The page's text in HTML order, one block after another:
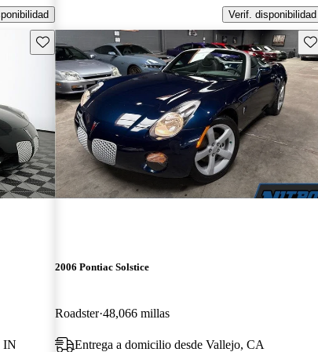
Verif. disponibilidad
Guarda este Aviso
IN
2006 Pontiac Solstice
Roadster 48,066 millas
Entrega a domicilio desde Vallejo, CA